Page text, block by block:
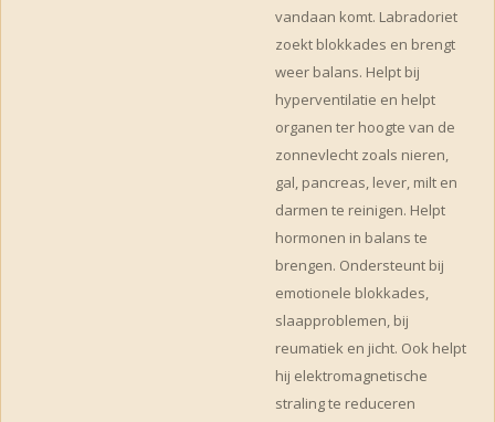
vandaan komt. Labradoriet
zoekt blokkades en brengt
weer balans. Helpt bij
hyperventilatie en helpt
organen ter hoogte van de
zonnevlecht zoals nieren,
gal, pancreas, lever, milt en
darmen te reinigen. Helpt
hormonen in balans te
brengen. Ondersteunt bij
emotionele blokkades,
slaapproblemen, bij
reumatiek en jicht. Ook helpt
hij elektromagnetische
straling te reduceren